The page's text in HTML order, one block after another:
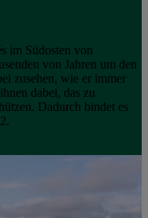
im Südosten von
von Jahren um den
zusehen, wie er immer
dabei, das zu
Dadurch bindet es